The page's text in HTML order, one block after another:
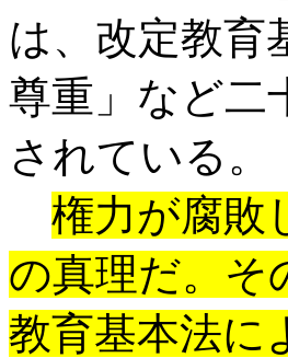
は、改定教育
尊重」など二
されている。
権力が腐敗
の真理だ。そ
教育基本法に